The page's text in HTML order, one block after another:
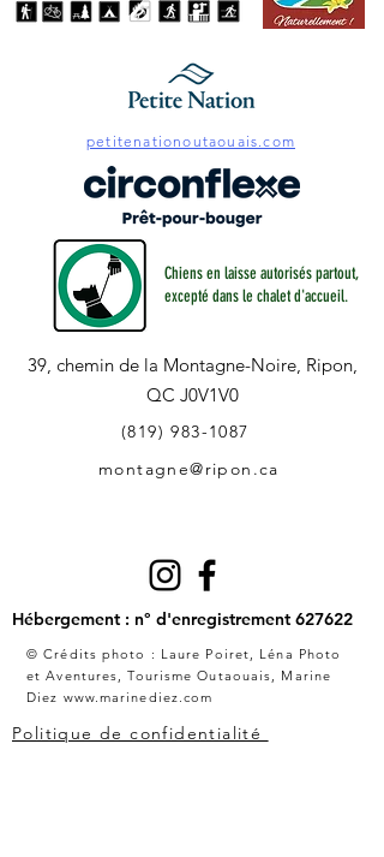
petitenationoutaouais.com
Chiens en laisse autorisés partout,
excepté dans le chalet d'accueil.
39, chemin de la Montagne-Noire, Ripon,
QC J0V1V0
(819) 983-1087
montagne@ripon.ca
Hébergement : n° d'enregistrement 627622
© Crédits photo : Laure Poiret, Léna Photo
et Aventures,Tourisme Outaouais, Marine
Diez www.marinediez.com
Politique de confidentialité